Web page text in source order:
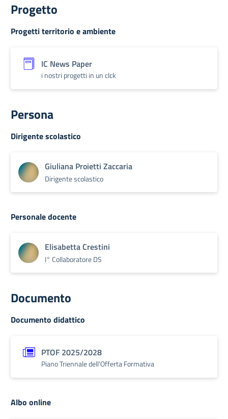
Progetto
Progetti territorio e ambiente
IC News Paper
i nostri progetti in un clck
Persona
Dirigente scolastico
Giuliana Proietti Zaccaria
Dirigente scolastico
Personale docente
Elisabetta Crestini
I° Collaboratore DS
Documento
Documento didattico
PTOF 2025/2028
Piano Triennale dell'Offerta Formativa
Albo online